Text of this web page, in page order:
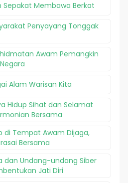
Sepakat Membawa Berkat
Penyayang Tonggak
Awam Pemangkin
Alam Warisan Kita
Hidup Sihat dan Selamat
Bersama
di Tempat Awam Dijaga,
Bersama
dan Undang-undang Siber
Jati Diri